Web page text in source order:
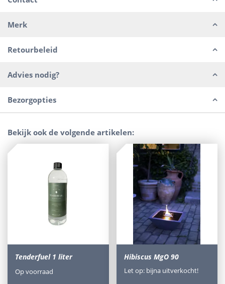
Merk
Retourbeleid
Advies nodig?
Bezorgopties
Bekijk ook de volgende artikelen:
Tenderfuel 1 liter
Op voorraad
Hibiscus MgO 90
Let op: bijna uitverkocht!